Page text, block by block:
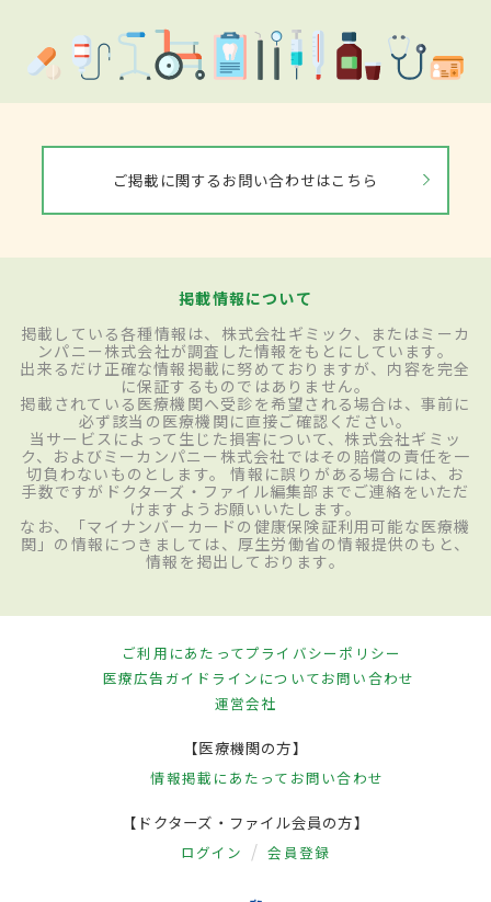
ご掲載に関するお問い合わせはこちら
掲載情報について
掲載している各種情報は、株式会社ギミック、またはミーカ
ンパニー株式会社が調査した情報をもとにしています。
出来るだけ正確な情報掲載に努めておりますが、内容を完全
に保証するものではありません。
掲載されている医療機関へ受診を希望される場合は、事前に
必ず該当の医療機関に直接ご確認ください。
当サービスによって生じた損害について、株式会社ギミッ
ク、およびミーカンパニー株式会社ではその賠償の責任を一
切負わないものとします。 情報に誤りがある場合には、お
手数ですがドクターズ・ファイル編集部までご連絡をいただ
けますようお願いいたします。
なお、「マイナンバーカードの健康保険証利用可能な医療機
関」の情報につきましては、厚生労働省の情報提供のもと、
情報を掲出しております。
ご利用にあたってプライバシーポリシー
医療広告ガイドラインについてお問い合わせ
運営会社
【医療機関の方】
情報掲載にあたって お問い合わせ
【ドクターズ・ファイル会員の方】
ログイン 会員登録